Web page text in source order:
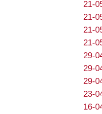
21-
21-
21-
21-
29-
29-
29-
23-
16-